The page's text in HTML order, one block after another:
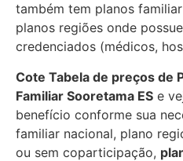
também tem planos
planos regiões onde
credenciados (médicos,
Cote Tabela de preços de
Familiar Sooretama ES e
benefício conforme sua
familiar nacional, plano
ou sem coparticipação,